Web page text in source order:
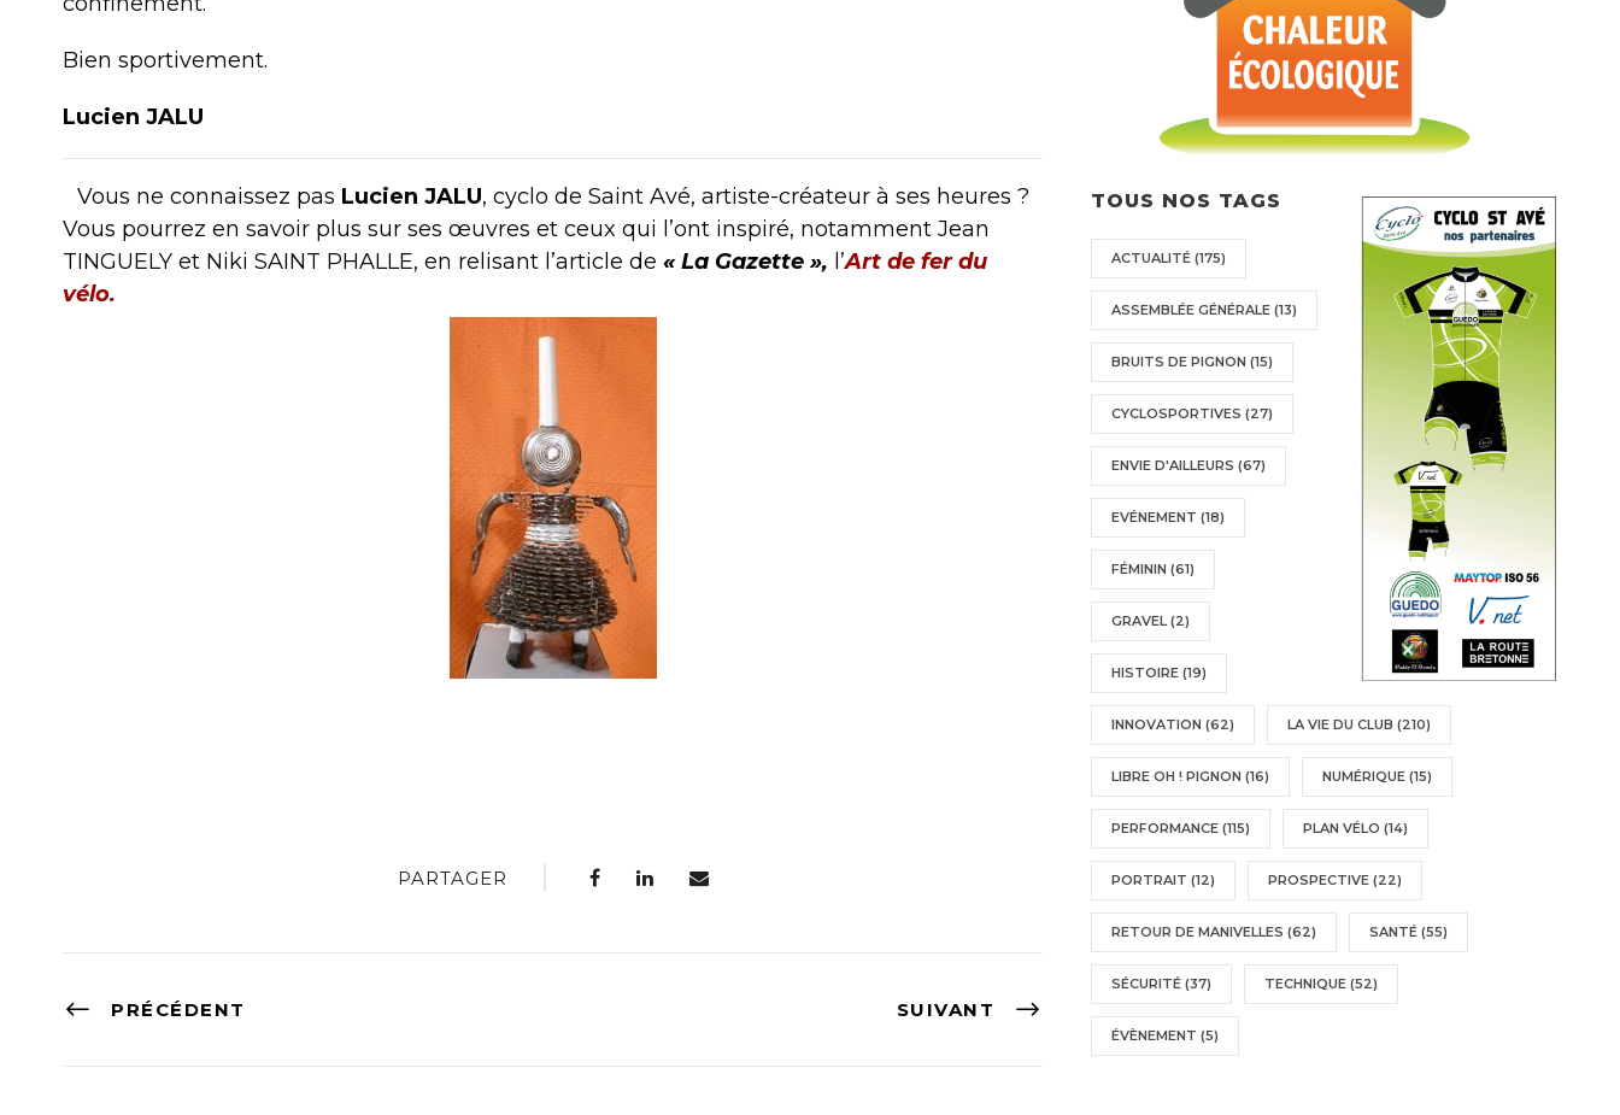
Bien sportivement.
Lucien JALU
Vous ne connaissez pas Lucien JALU, cyclo de Saint Avé, artiste-créateur à ses heures ?
Vous pourrez en savoir plus sur ses œuvres et ceux qui l’ont inspiré, notamment Jean
TINGUELY et Niki SAINT PHALLE, en relisant l’article de« La Gazette », l’Art de fer du
vélo.
PARTAGER
PRÉCÉDENT SUIVANT
TOUS NOS TAGS
ACTUALITÉ (175)
ASSEMBLÉE GÉNÉRALE (13)
BRUITS DE PIGNON (15)
CYCLOSPORTIVES (27)
ENVIE D'AILLEURS (67)
EVÉNEMENT (18)
FÉMININ (61)
GRAVEL (2)
HISTOIRE (19)
INNOVATION (62) LA VIE DU CLUB (210)
LIBRE OH ! PIGNON (16) NUMÉRIQUE (15)
PERFORMANCE (115) PLAN VÉLO (14)
PORTRAIT (12) PROSPECTIVE (22)
RETOUR DE MANIVELLES (62) SANTÉ (55)
SÉCURITÉ (37) TECHNIQUE (52)
ÉVÈNEMENT (5)